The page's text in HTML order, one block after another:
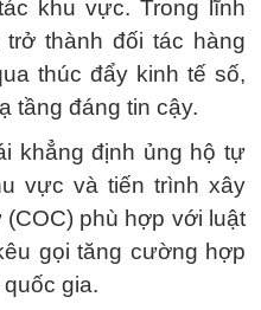
khu vực. Trong lĩnh
thành đối tác hàng
thúc đẩy kinh tế số,
tầng đáng tin cậy.
khẳng định ủng hộ tự
vực và tiến trình xây
phù hợp với luật
gọi tăng cường hợp
gia.